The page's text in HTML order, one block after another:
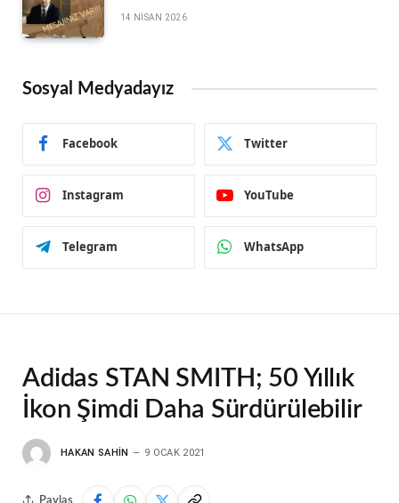
14 NISAN 2026
Sosyal Medyadayız
Facebook Twitter
Instagram YouTube
Telegram WhatsApp
Adidas STAN SMITH; 50 Yıllık
İkon Şimdi Daha Sürdürülebilir
HAKAN SAHIN 9 OCAK 2021